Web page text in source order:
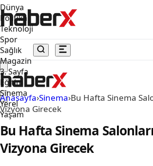
Dünya
Politika
Teknoloji
Spor
Sağlık
Magazin
3. Sayfa
Eğitim
Sinema
Yerel
Yaşam
Anasayfa›Sinema›Bu Hafta Sinema
Vizyona Girecek
Bu Hafta Sinema
Vizyona Girecek